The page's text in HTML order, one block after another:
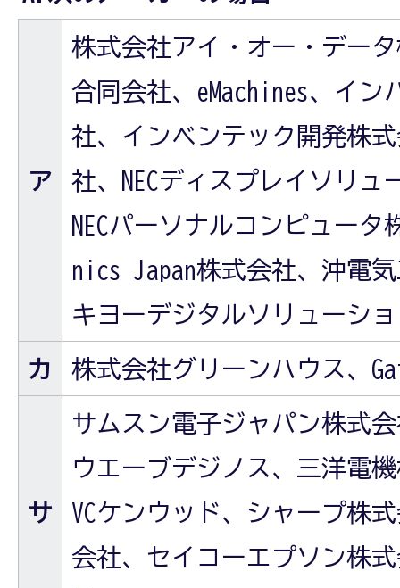
ア
株式会社アイ・オー・デー
合同会社、eMachines、イン
社、インベンテック開発株
社、NECディスプレイソリ
NECパーソナルコンピュー
nics Japan株式会社、沖電
キヨーデジタルソリューシ
カ 株式会社グリーンハウス、
サ
サムスン電子ジャパン株式
ウエーブデジノス、三洋電
VCケンウッド、シャープ株
会社、セイコーエプソン株